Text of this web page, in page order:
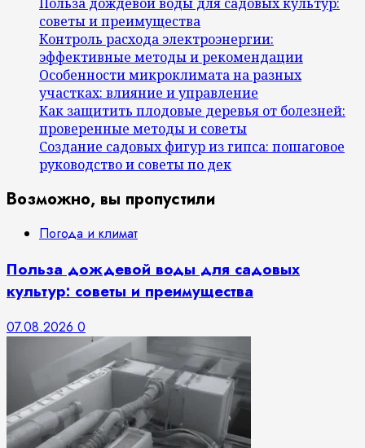
советы и преимущества
Контроль расхода электроэнергии:
эффективные методы и рекомендации
Особенности микроклимата на разных
участках: влияние и управление
Как защитить плодовые деревья от болезней:
проверенные методы и советы
Создание садовых фигур из гипса: пошаговое
руководство и советы по дек
Возможно, вы пропустили
Погода и климат
Польза дождевой воды для садовых
культур: советы и преимущества
07.08.2026 0